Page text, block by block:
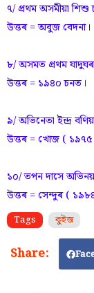
৭/ প্ৰথম অসমীয়া শিশু
উত্তৰ = অবুজ বেদনা।
৮/ অসমত প্ৰথম যাদুঘৰ
উত্তৰ = ১৯৪০ চনত।
৯/ অভিনেতা ইন্দ্ৰ
উত্তৰ = খোজ (
১০/ তপন দাসে
উত্তৰ = সেন্দুৰ (
Tags কুইজ